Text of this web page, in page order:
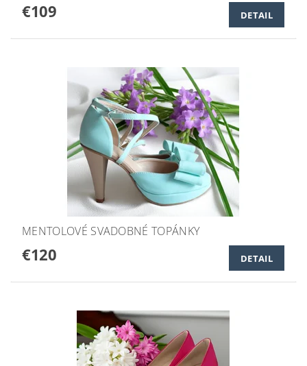
€109 DETAIL
MENTOLOVÉ SVADOBNÉ TOPÁNKY
€120 DETAIL